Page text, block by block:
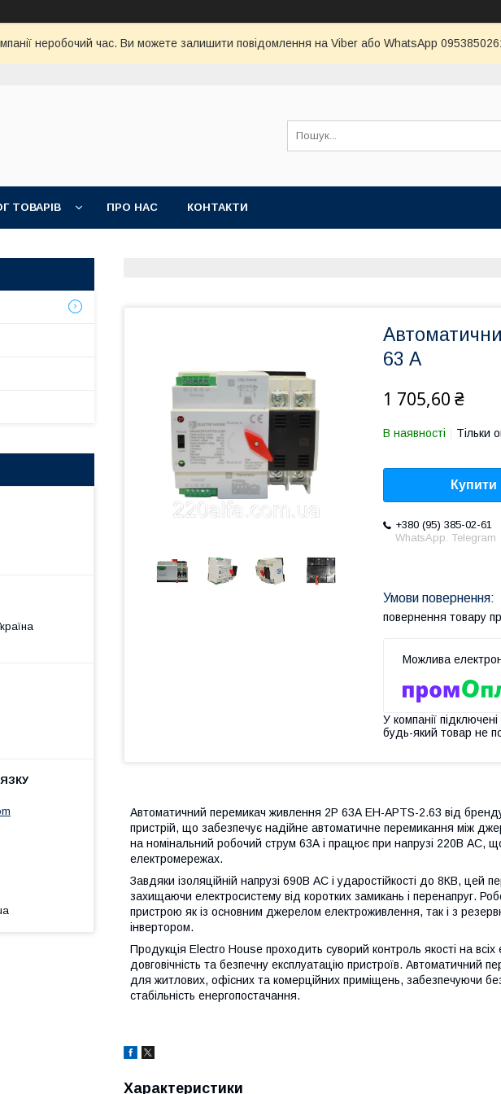
неробочий час. Ви можете залишити повідомлення на Viber або WhatsApp
ТОВАРІВ ПРО НАС КОНТАКТИ
63 А
1 705,60 ₴
В наявності Тільки
Купити
+380 (95) 385-02-61
WhatsApp. Telegram
повернення товару
У компанії
будь-який товар не
Автоматичний перемикач живлення 2Р 63А EH-APTS-2.63 від
пристрій, що забезпечує надійне автоматичне перемикання між
на номінальний робочий струм 63А і працює при напрузі 220В АС,
електромережах.
Завдяки ізоляційній напрузі 690В АС і ударостійкості до 8КВ, цей
захищаючи електросистему від коротких замикань і перенапруг.
пристрою як із основним джерелом електроживлення, так і з
інвертором.
Продукція Electro House проходить суворий контроль якості на
довговічність та безпечну експлуатацію пристроїв. Автоматичний
для житлових, офісних та комерційних приміщень, забезпечуючи
стабільність енергопостачання.
Характеристики